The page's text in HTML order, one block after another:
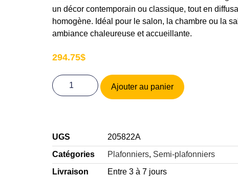
un décor contemporain ou classique, tout en
homogène. Idéal pour le salon, la chambre ou la
ambiance chaleureuse et accueillante.
294.75$
Ajouter au panier
UGS
205822A
Catégories
Plafonniers, Semi-plafonniers
Livraison
Entre 3 à 7 jours